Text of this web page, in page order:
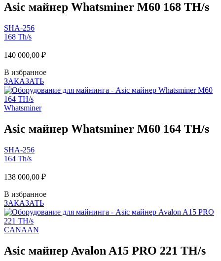
Asic майнер Whatsminer M60 168 TH/s
SHA-256
168 Th/s
140 000,00 ₽
В избранное
ЗАКАЗАТЬ
Whatsminer
Asic майнер Whatsminer M60 164 TH/s
SHA-256
164 Th/s
138 000,00 ₽
В избранное
ЗАКАЗАТЬ
CANAAN
Asic майнер Avalon A15 PRO 221 TH/s